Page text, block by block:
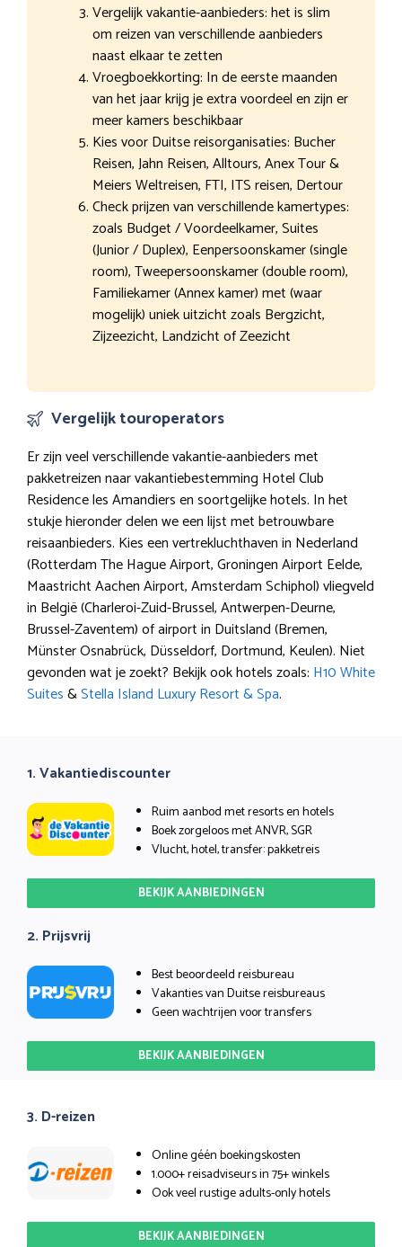
Vergelijk vakantie-aanbieders: het is slim
om reizen van verschillende aanbieders
naast elkaar te zetten
Vroegboekkorting: In de eerste maanden
van het jaar krijg je extra voordeel en zijn er
meer kamers beschikbaar
Kies voor Duitse reisorganisaties: Bucher
Reisen, Jahn Reisen, Alltours, Anex Tour &
Meiers Weltreisen, FTI, ITS reisen, Dertour
Check prijzen van verschillende kamertypes:
zoals Budget / Voordeelkamer, Suites
(Junior / Duplex), Eenpersoonskamer (single
room), Tweepersoonskamer (double room),
Familiekamer (Annex kamer) met (waar
mogelijk) uniek uitzicht zoals Bergzicht,
Zijzeezicht, Landzicht of Zeezicht
Vergelijk touroperators
Er zijn veel verschillende vakantie-aanbieders met
pakketreizen naar vakantiebestemming Hotel Club
Residence les Amandiers en soortgelijke hotels. In het
stukje hieronder delen we een lijst met betrouwbare
reisaanbieders. Kies een vertrekluchthaven in Nederland
(Rotterdam The Hague Airport, Groningen Airport Eelde,
Maastricht Aachen Airport, Amsterdam Schiphol) vliegveld
in België (Charleroi-Zuid-Brussel, Antwerpen-Deurne,
Brussel-Zaventem) of airport in Duitsland (Bremen,
Münster Osnabrück, Düsseldorf, Dortmund, Keulen). Niet
gevonden wat je zoekt? Bekijk ook hotels zoals: H10 White
Suites&Stella Island Luxury Resort & Spa.
1. Vakantiediscounter
Ruim aanbod met resorts en hotels
Boek zorgeloos met ANVR, SGR
Vlucht, hotel, transfer: pakketreis
BEKIJK AANBIEDINGEN
2. Prijsvrij
Best beoordeeld reisbureau
Vakanties van Duitse reisbureaus
Geen wachtrijen voor transfers
BEKIJK AANBIEDINGEN
3. D-reizen
Online géén boekingskosten
1.000+ reisadviseurs in 75+ winkels
Ook veel rustige adults-only hotels
BEKIJK AANBIEDINGEN